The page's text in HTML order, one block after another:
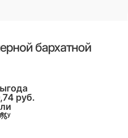
бархатной
руб.